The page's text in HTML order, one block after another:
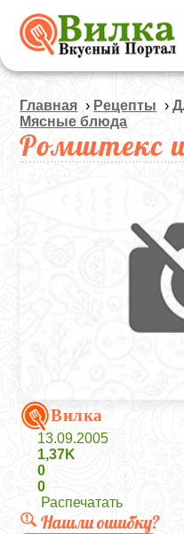
Главная › Рецепты ›
Мясные блюда
Ромштекс
Вилка
13.09.2005
1,37K
0
0
Распечатать
Нашли ошибку?